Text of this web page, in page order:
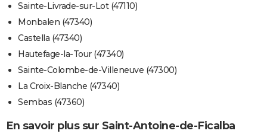
Sainte-Livrade-sur-Lot (47110)
Monbalen (47340)
Castella (47340)
Hautefage-la-Tour (47340)
Sainte-Colombe-de-Villeneuve (47300)
La Croix-Blanche (47340)
Sembas (47360)
En savoir plus sur Saint-Antoine-de-Ficalba